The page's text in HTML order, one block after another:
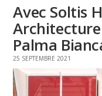
Avec Soltis
Palma
25 SEPTEMBRE 2021